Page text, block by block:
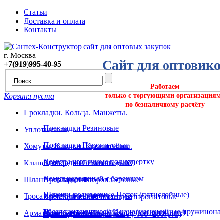
Статьи
Доставка и оплата
Контакты
Сайт для
Работаем
только с торгующими
по безналичному расчёту
г. Москва
+7(919)995-40-95
Корзина пуста
Прокладки. Кольца. Манжеты.
Прокладки Резиновые
Прокладки Паронитовые
Прокладки Силикон. (Пвх)
Прокладки Фторопластовые
Прокладки Безасбестовые паронитовые
Прокладки Силиконовые (-100+200гр.С)
Уплотнители
Хомуты. Клипсы. Кронштейны.
Хомуты червячные под отвертку
Хомут червячный с барашком
Хомуты ремонтные
Хомуты трубные
Клипсы и крепёж пластиковый
Шланги поливочные
Шланги поливочные Поток (пятислойные)
Шланг поливочный Исток (пятислойные)
Троса сантехнические и вантуза
Троса сантехнические канализационные
Арматура. Крепеж. Подводка.